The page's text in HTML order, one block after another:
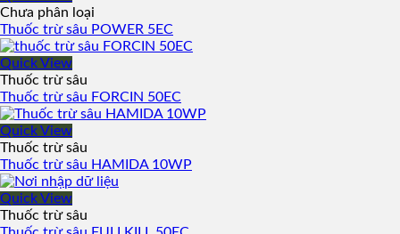
Chưa phân loại
Thuốc trừ sâu POWER 5EC
Quick View
Thuốc trừ sâu
Thuốc trừ sâu FORCIN 50EC
Quick View
Thuốc trừ sâu
Thuốc trừ sâu HAMIDA 10WP
Quick View
Thuốc trừ sâu